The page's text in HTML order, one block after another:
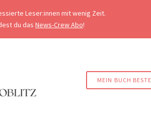
Leser:innen mit wenig Zeit.
du das News-Crew Abo!
MEIN BUCH